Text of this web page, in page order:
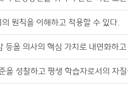
원칙을 이해하고 적용할 수 있다.
을 의사의 핵심 가치로 내면화하
성찰하고 평생 학습자로서의 자